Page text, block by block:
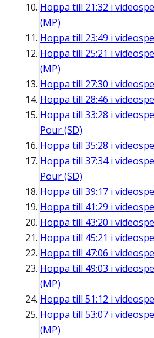
Hoppa till 21:32 i
(MP)
Hoppa till 23:49 i
Hoppa till 25:21 i
(MP)
Hoppa till 27:30 i
Hoppa till 28:46 i
Hoppa till 33:28 i
Pour (SD)
Hoppa till 35:28 i
Hoppa till 37:34i
Pour (SD)
Hoppa till 39:17 i
Hoppa till 41:29 i
Hoppa till 43:20 i
Hoppa till 45:21 i
Hoppa till 47:06 i
Hoppa till 49:03 i
(MP)
Hoppa till 51:12 i
Hoppa till 53:07 i
(MP)